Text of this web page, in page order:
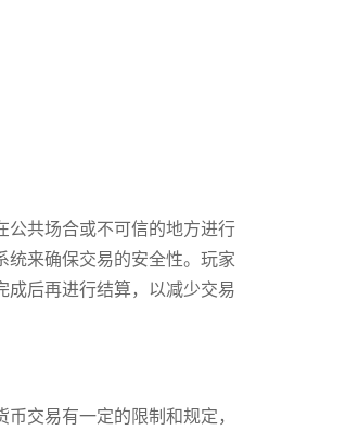
公共场合或不可信的地方进行
统来确保交易的安全性。玩家
后再进行结算，以减少交易
交易有一定的限制和规定，